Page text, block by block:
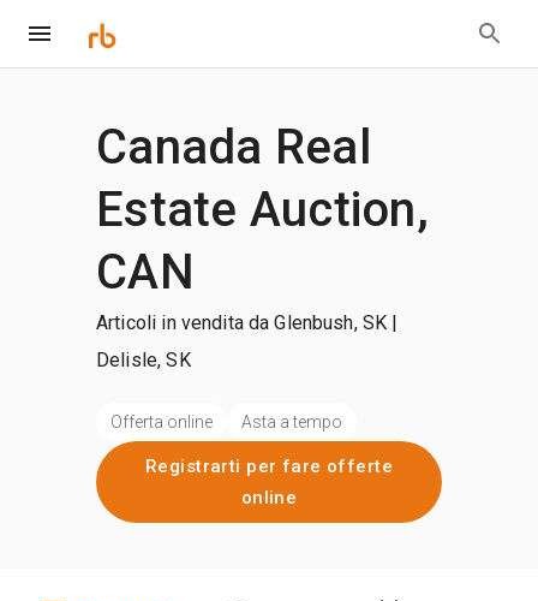
Canada Real
Estate Auction,
CAN
Articoli in vendita da Glenbush, SK |
Delisle, SK
Offerta online Asta a tempo
Registrarti per fare offerte
online